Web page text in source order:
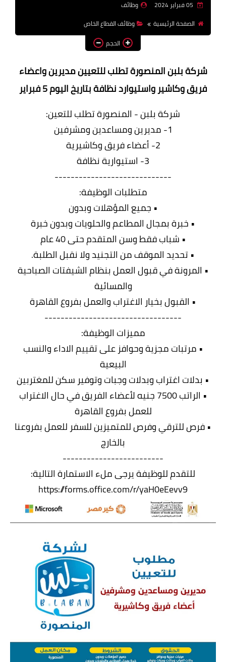
بالجامعات والمعاهد
اخبار
وظائف
الصفحة الرئيسية
وظائف القطاع الخاص
الحجم
شركة بلبن المنصورة تطلب للتعيين مديرين واعضاء
فريق وكاشير واستيوارد نظافة بتاريخ اليوم 5 فبراير
شركة بلبن - المنصورة تطلب للتعين:
1- مديرين ومساعدين ومشرفين
2- أعضاء فريق وكاشيرية
3- استيوارية نظافة
-----------------------------
متطلبات الوظيفة:
• جميع المؤهلات وبدون
• خبرة بمجال المطاعم والحلويات وبدون خبرة
• شباب فقط وسن المتقدم حتى 40 عام
• تحديد الموقف من التجنيد ولا نقبل الطلبة.
• المرونة في قبول العمل بنظام الشيفتات الصباحية
والمسائية
• القبول بخيار الاغتراب والعمل بفروع القاهرة
----------------------------------
مميزات الوظيفة:
• مرتبات مجزية وحوافز على تقييم الاداء والنسب
البيعية
• بدلات اغتراب وبدلات وجبات وتوفير سكن للمغتربين
• الراتب 7500 جنيه لأعضاء الفريق في حال الاغتراب
للعمل بفروع القاهرة
• فرص للترقي وفرص للمتميزين للسفر للعمل بفروعنا
بالخارج
-------------------------
للتقدم للوظيفة يرجى ملء الاستمارة التالية:
https://forms.office.com/r/yaH0eEevv9